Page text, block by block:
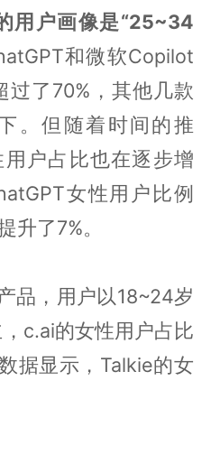
用户画像是“25~34
和微软Copilot
过了70%，其他几款
。但随着时间的推
户占比也在逐步增
女性用户比例
升了7%。
品，用户以18~24岁
c.ai的女性用户占比
据显示，Talkie的女